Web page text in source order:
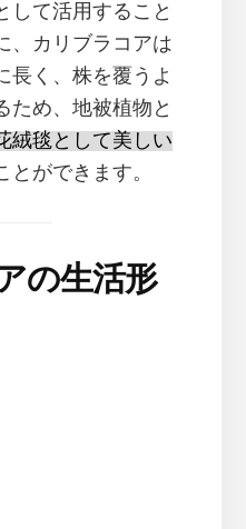
して活用すること
、カリブラコアは
長く、株を覆うよ
ため、地被植物と
絨毯として美しい
とができます。
の生活形